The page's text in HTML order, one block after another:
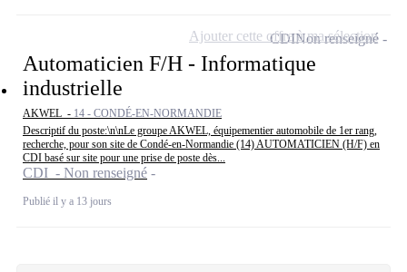
Automaticien F/H - Informatique
industrielle
AKWEL - 14 - CONDÉ-EN-NORMANDIE
Descriptif du poste:\n\nLe groupe AKWEL, équipementier automobile de 1er rang,
recherche, pour son site de Condé-en-Normandie (14) AUTOMATICIEN (H/F) en
CDI basé sur site pour une prise de poste dès...
CDI - Non renseigné
Publié il y a 13 jours
CDINon renseigné
Ajouter cette offre à ma sélection